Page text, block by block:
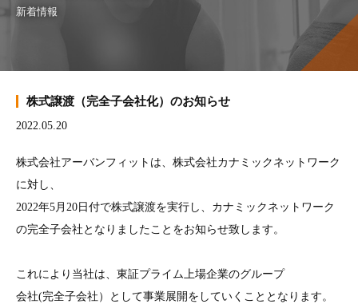
新着情報
株式譲渡（完全子会社化）のお知らせ
2022.05.20
株式会社アーバンフィットは、株式会社カナミックネットワーク
に対し、
2022年5月20日付で株式譲渡を実行し、カナミックネットワーク
の完全子会社となりましたことをお知らせ致します。
これにより当社は、東証プライム上場企業のグループ
会社(完全子会社）として事業展開をしていくこととなります。